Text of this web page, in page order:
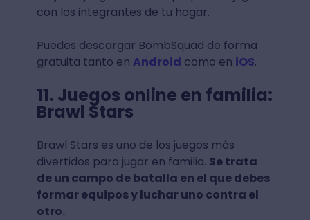
con los integrantes de tu hogar.
Puedes descargar BombSquad de forma
gratuita tanto en Android como en iOS.
11. Juegos online en familia:
Brawl Stars
Brawl Stars es uno de los juegos más
divertidos para jugar en familia. Se trata
de un campo de batalla en el que debes
formar equipos y luchar uno contra el
otro.